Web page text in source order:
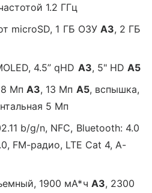
1.2 ГГц
microSD, 1 ГБ ОЗУ A3, 2 ГБ
4.5” qHD A3, 5" HDA5
8 МпA3, 13 Мп A5, вспышка,
5 Мп
b/g/n, NFC, Bluetooth: 4.0
FM-радио, LTE Cat 4, A-
1900 мА*ч A3, 2300